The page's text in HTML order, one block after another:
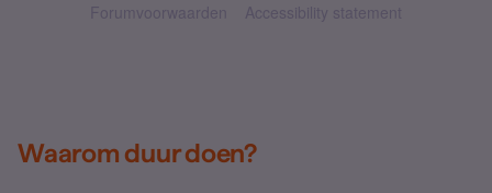
Forumvoorwaarden Accessibility statement
Waarom duur doen?